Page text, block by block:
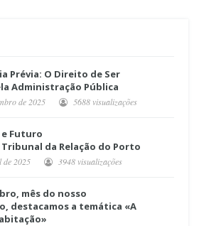
Prévia: O Direito de Ser
Administração Pública
de 2025 5688 visualizações
Futuro
Tribunal da Relação do Porto
de 2025 3948 visualizações
mês do nosso
destacamos a temática «A